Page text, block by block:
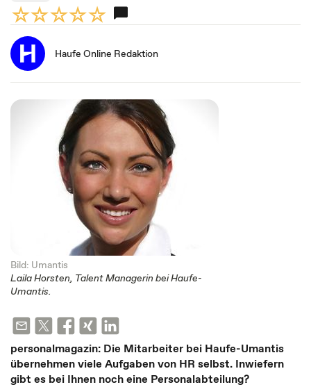
Haufe Online Redaktion
Bild: Umantis
Laila Horsten, Talent Managerin bei Haufe-
Umantis.
personalmagazin: Die Mitarbeiter bei Haufe-Umantis
übernehmen viele Aufgaben von HR selbst. Inwiefern
gibt es bei Ihnen noch eine Personalabteilung?